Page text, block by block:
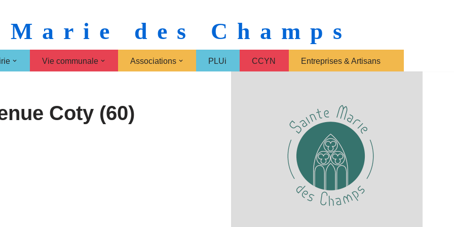
des Champs
Vie communale Associations PLUi CCYN Entreprises & Artisans
Coty (60)